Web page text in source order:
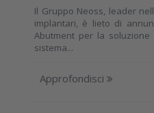
Il Gruppo Neoss, leader
implantari, è lieto di
Abutment per la soluzione
sistema...
Approfondisci